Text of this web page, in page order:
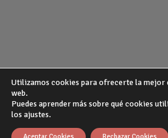
¿QUIENES SOMOS? POLITICA DE
Theme fromWP Zipped
Utilizamos cookies para ofrecerte la mejor
web.
Puedes aprender más sobre qué cookies
los ajustes.